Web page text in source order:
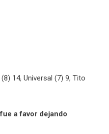
14, Universal (7) 9, Tito
a favor dejando